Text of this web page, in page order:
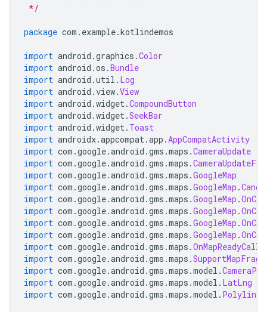
*/
package com . example.kotlindemos
import android .graphics .Color
import android .os .Bundle
import android .util . Log
import android .view.View
import android .widget.CompoundButton
import android .widget.SeekBar
import android .widget. Toast
import androidx.appcompat.app .AppCompatActivity
import com .google.android .gms .maps .CameraUpdate
import com .google.android .gms .maps .
import com .google.android .gms .maps .GoogleMap
import com .google.android .gms .maps .GoogleMap .
import com .google.android .gms .maps .GoogleMap .
import com .google.android .gms .maps .GoogleMap .
import com .google.android .gms .maps .GoogleMap .
import com .google.android .gms .maps .GoogleMap .
import com .google.android .gms .maps .
import com .google.android .gms .maps .
import com .google.android .gms .maps .model .
import com .google.android .gms .maps .model . LatLng
import com .google.android .gms .maps .model .